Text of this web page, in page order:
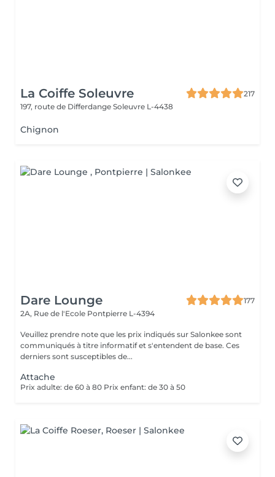
La Coiffe Soleuvre
217
197, route de Differdange Soleuvre L-4438
Chignon
Dare Lounge
177
2A, Rue de l'Ecole Pontpierre L-4394
Veuillez prendre note que les prix indiqués sur Salonkee sont
communiqués à titre informatif et s'entendent de base. Ces
derniers sont susceptibles de...
Attache
Prix adulte: de 60 à 80 Prix enfant: de 30 à 50